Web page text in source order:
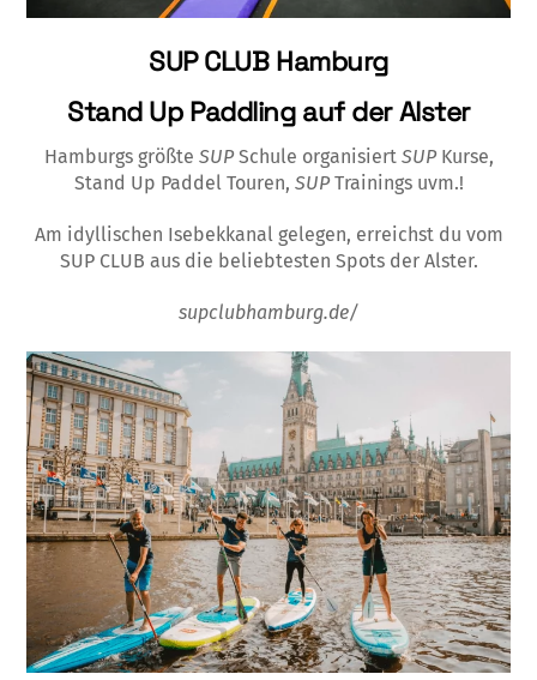
SUP CLUB Hamburg
Stand Up Paddling auf der Alster
Hamburgs größte SUPSchule organisiert SUPKurse,
Stand Up Paddel Touren, SUPTrainings uvm.!
Am idyllischen Isebekkanal gelegen, erreichst du vom
SUP CLUB aus die beliebtesten Spots der Alster.
supclubhamburg.de/